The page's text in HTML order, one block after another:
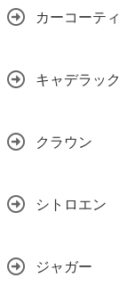
カーコーテ
キャデラック
クラウン
シトロエン
ジャガー